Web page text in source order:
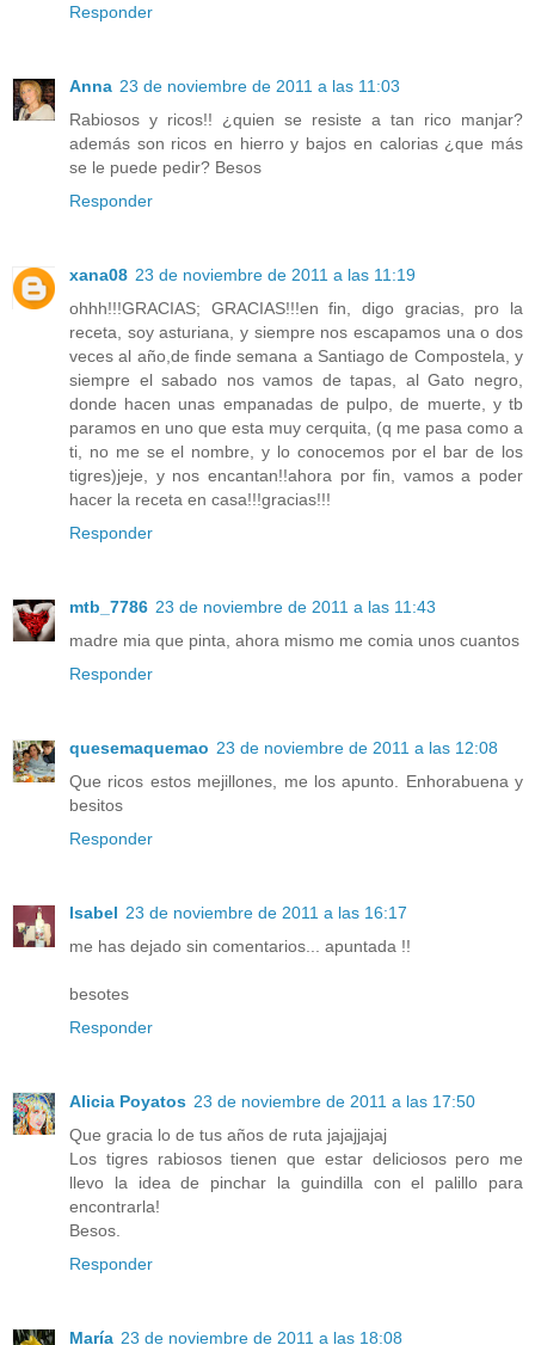
Responder
Anna 23 de noviembre de 2011 a las 11:03
Rabiosos y ricos!! ¿quien se resiste a tan rico manjar?
además son ricos en hierro y bajos en calorias ¿que más
se le puede pedir? Besos
Responder
xana08 23 de noviembre de 2011 a las 11:19
ohhh!!!GRACIAS; GRACIAS!!!en fin, digo gracias, pro la
receta, soy asturiana, y siempre nos escapamos una o dos
veces al año,de finde semana a Santiago de Compostela, y
siempre el sabado nos vamos de tapas, al Gato negro,
donde hacen unas empanadas de pulpo, de muerte, y tb
paramos en uno que esta muy cerquita, (q me pasa como a
ti, no me se el nombre, y lo conocemos por el bar de los
tigres)jeje, y nos encantan!!ahora por fin, vamos a poder
hacer la receta en casa!!!gracias!!!
Responder
mtb_7786 23 de noviembre de 2011 a las 11:43
madre mia que pinta, ahora mismo me comia unos cuantos
Responder
quesemaquemao 23 de noviembre de 2011 a las 12:08
Que ricos estos mejillones, me los apunto. Enhorabuena y
besitos
Responder
Isabel 23 de noviembre de 2011 a las 16:17
me has dejado sin comentarios... apuntada !!
besotes
Responder
Alicia Poyatos 23 de noviembre de 2011 a las 17:50
Que gracia lo de tus años de ruta jajajjajaj
Los tigres rabiosos tienen que estar deliciosos pero me
llevo la idea de pinchar la guindilla con el palillo para
encontrarla!
Besos.
Responder
María 23 de noviembre de 2011 a las 18:08